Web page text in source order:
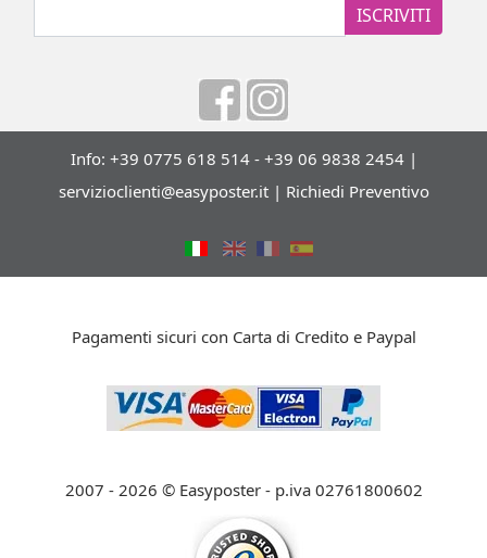
ISCRIVITI
Info: +39 0775 618 514 - +39 06 9838 2454 |
servizioclienti@easyposter.it| Richiedi Preventivo
Pagamenti sicuri con Carta di Credito e Paypal
2007 - 2026 © Easyposter - p.iva 02761800602